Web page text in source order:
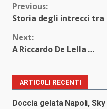
Continue
Reading
Previous:
Storia degli intrecci tra
Next:
A Riccardo De Lella …
ARTICOLI RECENTI
Doccia gelata Napoli,